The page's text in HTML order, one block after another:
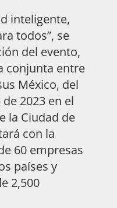
inteligente,
todos”, se
del evento,
conjunta entre
México, del
2023 en el
la Ciudad de
con la
60 empresas
países y
2,500